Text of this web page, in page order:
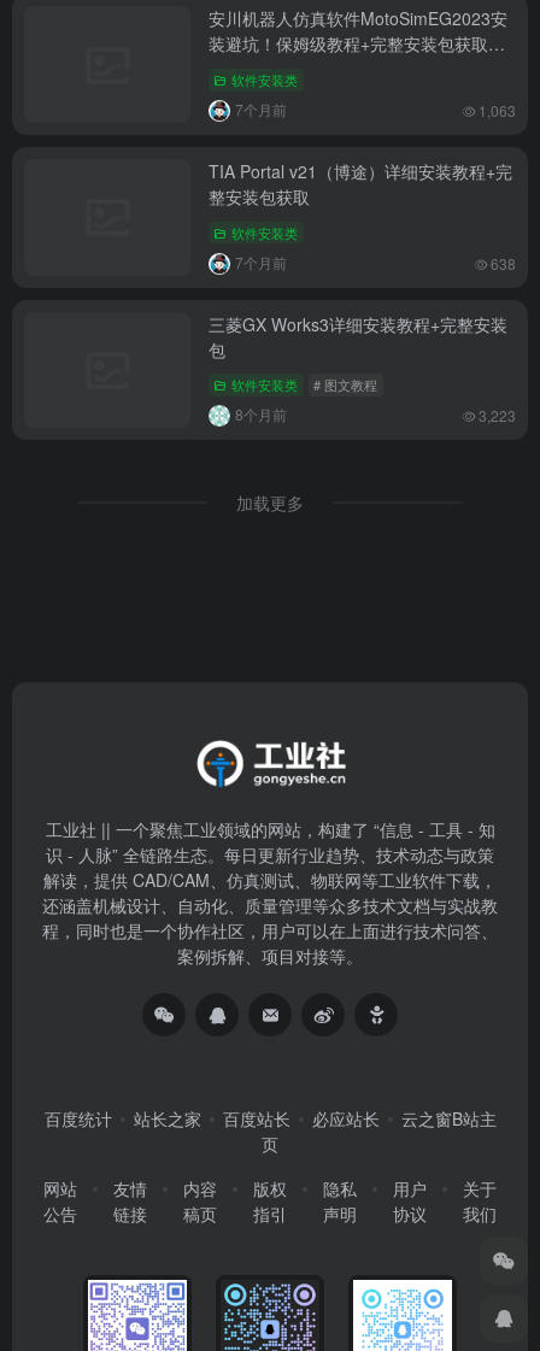
安川机器人仿真软件MotoSimEG2023安
装避坑！保姆级教程+完整安装包获取｜
自动化人速存
软件安装类
7个月前 1,063
TIA Portal v21（博途）详细安装教程+完
整安装包获取
软件安装类
7个月前 638
三菱GX Works3详细安装教程+完整安装
包
软件安装类 # 图文教程
8个月前 3,223
加载更多
工业社 || 一个聚焦工业领域的网站，构建了 “信息 - 工具 - 知
识 - 人脉” 全链路生态。每日更新行业趋势、技术动态与政策
解读，提供 CAD/CAM、仿真测试、物联网等工业软件下载，
还涵盖机械设计、自动化、质量管理等众多技术文档与实战教
程，同时也是一个协作社区，用户可以在上面进行技术问答、
案例拆解、项目对接等。
百度统计 站长之家 百度站长 必应站长
云之窗B站主
页
网站
公告
友情
链接
内容
稿页
版权
指引
隐私
声明
用户
协议
关于
我们